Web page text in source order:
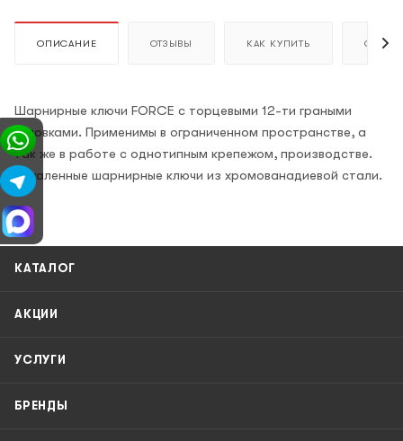
ОПИСАНИЕ ОТЗЫВЫ КАК КУПИТЬ ОПЛАТА
Шарнирные ключи FORCE c торцевыми 12-ти граными
головками. Применимы в ограниченном пространстве, а
так же в работе с однотипным крепежом, производстве.
Закаленные шарнирные ключи из хромованадиевой стали.
КАТАЛОГ
АКЦИИ
УСЛУГИ
БРЕНДЫ